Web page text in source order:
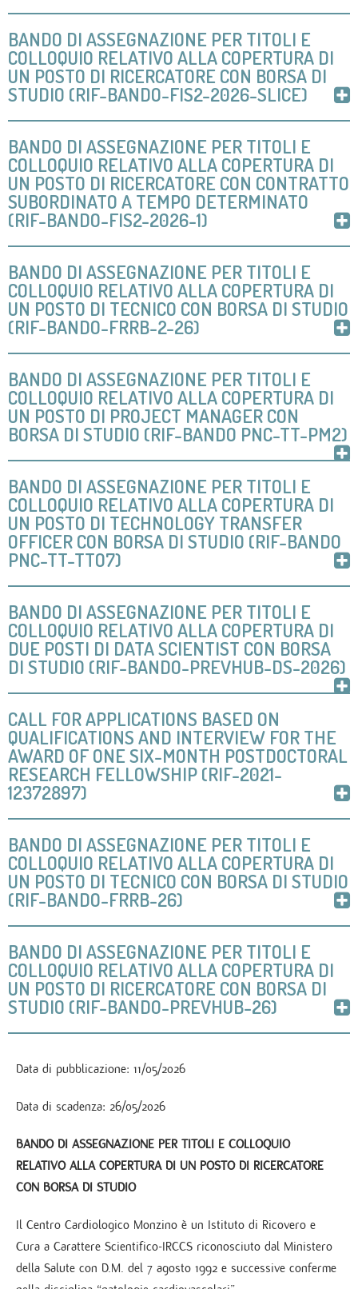
BANDO DI ASSEGNAZIONE PER TITOLI E
COLLOQUIO RELATIVO ALLA COPERTURA DI
UN POSTO DI RICERCATORE CON BORSA DI
STUDIO (RIF-BANDO-FIS2-2026-SLICE)
BANDO DI ASSEGNAZIONE PER TITOLI E
COLLOQUIO RELATIVO ALLA COPERTURA DI
UN POSTO DI RICERCATORE CON CONTRATTO
SUBORDINATO A TEMPO DETERMINATO
(RIF-BANDO-FIS2-2026-1)
BANDO DI ASSEGNAZIONE PER TITOLI E
COLLOQUIO RELATIVO ALLA COPERTURA DI
UN POSTO DI TECNICO CON BORSA DI STUDIO
(RIF-BANDO-FRRB-2-26)
BANDO DI ASSEGNAZIONE PER TITOLI E
COLLOQUIO RELATIVO ALLA COPERTURA DI
UN POSTO DI PROJECT MANAGER CON
BORSA DI STUDIO (RIF-BANDO PNC-TT-PM2)
BANDO DI ASSEGNAZIONE PER TITOLI E
COLLOQUIO RELATIVO ALLA COPERTURA DI
UN POSTO DI TECHNOLOGY TRANSFER
OFFICER CON BORSA DI STUDIO (RIF-BANDO
PNC-TT-TTO7)
BANDO DI ASSEGNAZIONE PER TITOLI E
COLLOQUIO RELATIVO ALLA COPERTURA DI
DUE POSTI DI DATA SCIENTIST CON BORSA
DI STUDIO (RIF-BANDO-PREVHUB-DS-2026)
CALL FOR APPLICATIONS BASED ON
QUALIFICATIONS AND INTERVIEW FOR THE
AWARD OF ONE SIX-MONTH POSTDOCTORAL
RESEARCH FELLOWSHIP (RIF-2021-
12372897)
BANDO DI ASSEGNAZIONE PER TITOLI E
COLLOQUIO RELATIVO ALLA COPERTURA DI
UN POSTO DI TECNICO CON BORSA DI STUDIO
(RIF-BANDO-FRRB-26)
BANDO DI ASSEGNAZIONE PER TITOLI E
COLLOQUIO RELATIVO ALLA COPERTURA DI
UN POSTO DI RICERCATORE CON BORSA DI
STUDIO (RIF-BANDO-PREVHUB-26)
Data di pubblicazione: 11/05/2026
Data di scadenza: 26/05/2026
BANDO DI ASSEGNAZIONE PER TITOLI E COLLOQUIO
RELATIVO ALLA COPERTURA DI UN POSTO DI RICERCATORE
CON BORSA DI STUDIO
Il Centro Cardiologico Monzino è un Istituto di Ricovero e
Cura a Carattere Scientifico-IRCCS riconosciuto dal Ministero
della Salute con D.M. del 7 agosto 1992 e successive conferme